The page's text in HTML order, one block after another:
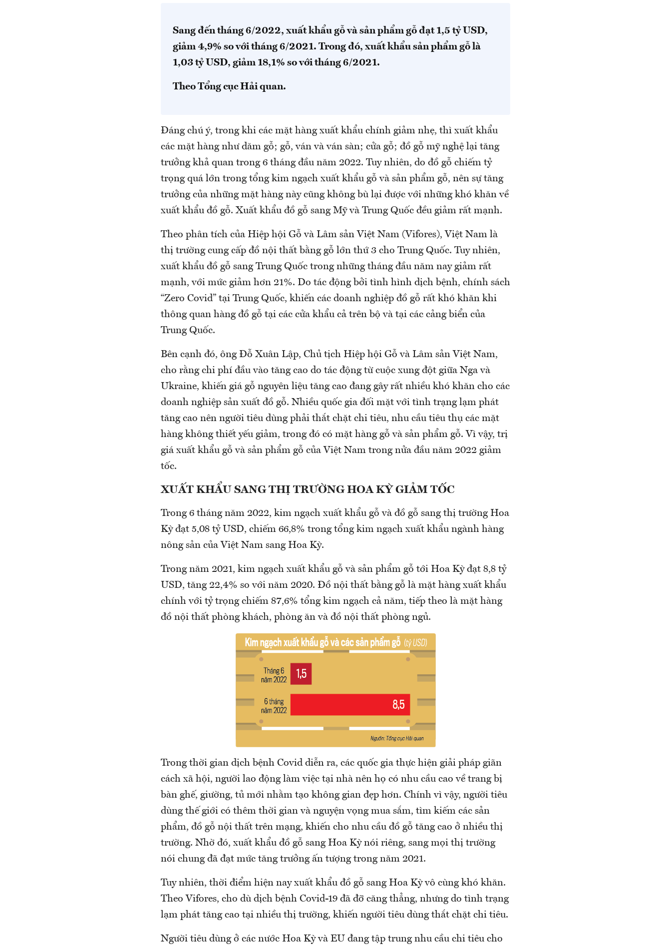
Sang đến tháng 6/2022, xuất khẩu gỗ và sản phẩm gỗ đạt 1,5 tỷ USD,
giảm 4,9% so với tháng 6/2021. Trong đó, xuất khẩu sản phẩm gỗ là
1,03 tỷ USD, giảm 18,1% so với tháng 6/2021.
Theo Tổng cục Hải quan.
Đáng chú ý, trong khi các mặt hàng xuất khẩu chính giảm nhẹ, thì xuất khẩu
các mặt hàng như dăm gỗ; gỗ, ván và ván sàn; cửa gỗ; đồ gỗ mỹ nghệ lại tăng
trưởng khả quan trong 6 tháng đầu năm 2022. Tuy nhiên, do đồ gỗ chiếm tỷ
trọng quá lớn trong tổng kim ngạch xuất khẩu gỗ và sản phẩm gỗ, nên sự tăng
trưởng của những mặt hàng này cũng không bù lại được với những khó khăn về
xuất khẩu đồ gỗ. Xuất khẩu đồ gỗ sang Mỹ và Trung Quốc đều giảm rất mạnh.
Theo phân tích của Hiệp hội Gỗ và Lâm sản Việt Nam (Vifores), Việt Nam là
thị trường cung cấp đồ nội thất bằng gỗ lớn thứ 3 cho Trung Quốc. Tuy nhiên,
xuất khẩu đồ gỗ sang Trung Quốc trong những tháng đầu năm nay giảm rất
mạnh, với mức giảm hơn 21%. Do tác động bởi tình hình dịch bệnh, chính sách
“Zero Covid” tại Trung Quốc, khiến các doanh nghiệp đồ gỗ rất khó khăn khi
thông quan hàng đồ gỗ tại các cửa khẩu cả trên bộ và tại các cảng biển của
Trung Quốc.
Bên cạnh đó, ông Đỗ Xuân Lập, Chủ tịch Hiệp hội Gỗ và Lâm sản Việt Nam,
cho rằng chi phí đầu vào tăng cao do tác động từ cuộc xung đột giữa Nga và
Ukraine, khiến giá gỗ nguyên liệu tăng cao đang gây rất nhiều khó khăn cho các
doanh nghiệp sản xuất đồ gỗ. Nhiều quốc gia đối mặt với tình trạng lạm phát
tăng cao nên người tiêu dùng phải thắt chặt chi tiêu, nhu cầu tiêu thụ các mặt
hàng không thiết yếu giảm, trong đó có mặt hàng gỗ và sản phẩm gỗ. Vì vậy, trị
giá xuất khẩu gỗ và sản phẩm gỗ của Việt Nam trong nửa đầu năm 2022 giảm
tốc.
XUẤT KHẨU SANG THỊ TRƯỜNG HOA KỲ GIẢM TỐC
Trong 6 tháng năm 2022, kim ngạch xuất khẩu gỗ và đồ gỗ sang thị trường Hoa
Kỳ đạt 5,08 tỷ USD, chiếm 66,8% trong tổng kim ngạch xuất khẩu ngành hàng
nông sản của Việt Nam sang Hoa Kỳ.
Trong năm 2021, kim ngạch xuất khẩu gỗ và sản phẩm gỗ tới Hoa Kỳ đạt 8,8 tỷ
USD, tăng 22,4% so với năm 2020. Đồ nội thất bằng gỗ là mặt hàng xuất khẩu
chính với tỷ trọng chiếm 87,6% tổng kim ngạch cả năm, tiếp theo là mặt hàng
đồ nội thất phòng khách, phòng ăn và đồ nội thất phòng ngủ.
Trong thời gian dịch bệnh Covid diễn ra, các quốc gia thực hiện giải pháp giãn
cách xã hội, người lao động làm việc tại nhà nên họ có nhu cầu cao về trang bị
bàn ghế, giường, tủ mới nhằm tạo không gian đẹp hơn. Chính vì vậy, người tiêu
dùng thế giới có thêm thời gian và nguyện vọng mua sắm, tìm kiếm các sản
phẩm, đồ gỗ nội thất trên mạng, khiến cho nhu cầu đồ gỗ tăng cao ở nhiều thị
trường. Nhờ đó, xuất khẩu đồ gỗ sang Hoa Kỳ nói riêng, sang mọi thị trường
nói chung đã đạt mức tăng trưởng ấn tượng trong năm 2021.
Tuy nhiên, thời điểm hiện nay xuất khẩu đồ gỗ sang Hoa Kỳ vô cùng khó khăn.
Theo Vifores, cho dù dịch bệnh Covid-19 đã đỡ căng thẳng, nhưng do tình trạng
lạm phát tăng cao tại nhiều thị trường, khiến người tiêu dùng thắt chặt chi tiêu.
Người tiêu dùng ở các nước Hoa Kỳ và EU đang tập trung nhu cầu chi tiêu cho